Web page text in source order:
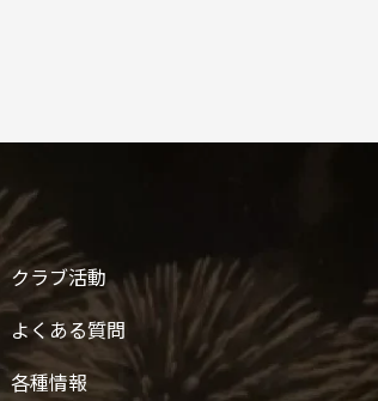
クラブ活動
よくある質問
各種情報